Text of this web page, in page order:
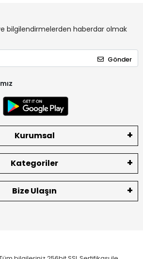
bilgilendirmelerden haberdar olmak
Gönder
Kurumsal
Kategoriler
Bize Ulaşın